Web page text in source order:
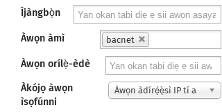
Ìjàngbọ̀n
Àwọn àmì bacnet
Àwọn orílẹ̀-èdè
Àkójọ àwọn
ìsọfúnni
Àwọn àdírẹ́ẹ̀sì IP tí a